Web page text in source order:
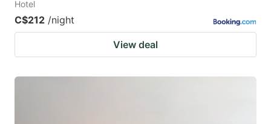
Hotel
C$212 /night
View deal